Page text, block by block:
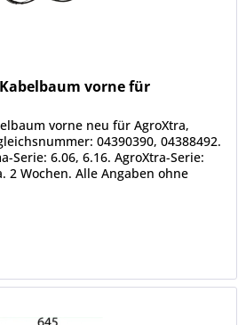
vorne für
vorne neu für AgroXtra,
04390390, 04388492.
Serie: 6.06, 6.16. AgroXtra-Serie:
2 Wochen. Alle Angaben ohne